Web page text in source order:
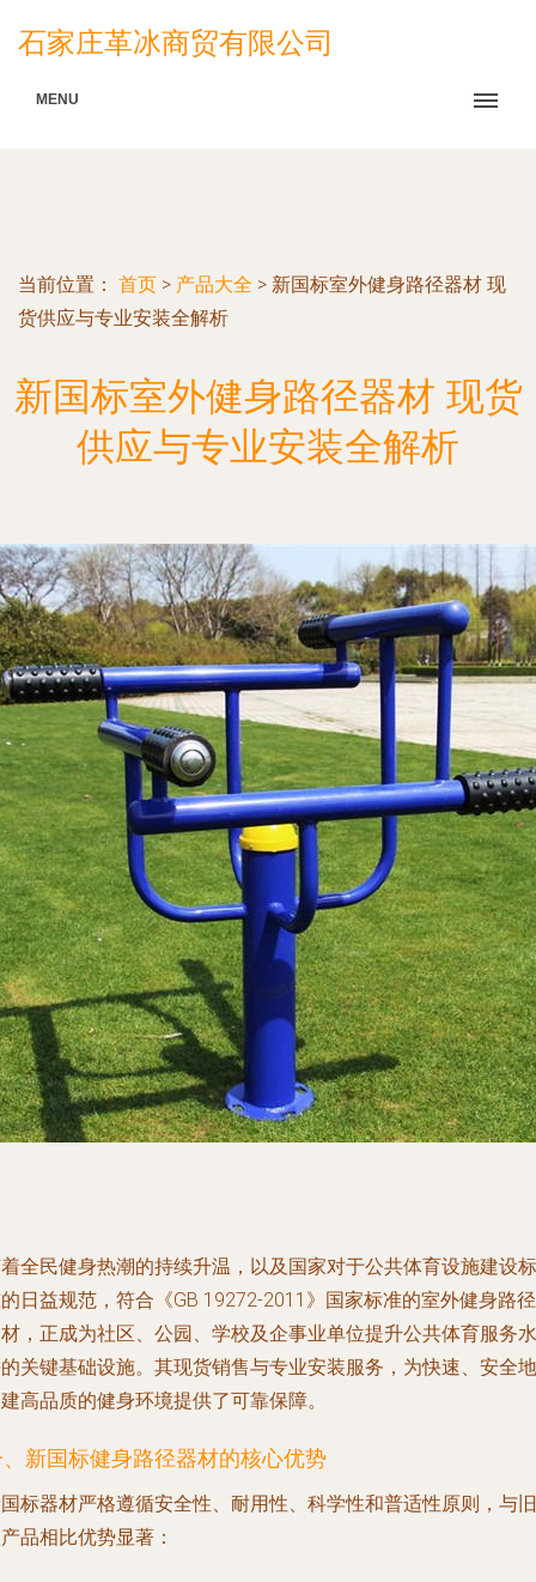
石家庄革冰商贸有限公司
MENU
当前位置： 首页 > 产品大全 > 新国标室外健身路径器材 现
货供应与专业安装全解析
新国标室外健身路径器材 现货
供应与专业安装全解析
全民健身热潮的持续升温，以及国家对于公共体育设施建设标
日益规范，符合《GB 19272-2011》国家标准的室外健身路径
，正成为社区、公园、学校及企事业单位提升公共体育服务水
关键基础设施。其现货销售与专业安装服务，为快速、安全地
高品质的健身环境提供了可靠保障。
新国标健身路径器材的核心优势
标器材严格遵循安全性、耐用性、科学性和普适性原则，与旧
品相比优势显著：